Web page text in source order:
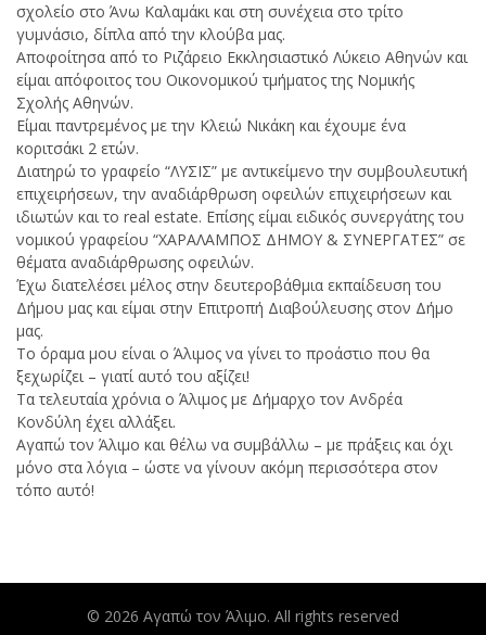
σχολείο στο Άνω Καλαμάκι και στη συνέχεια στο τρίτο
γυμνάσιο, δίπλα από την κλούβα μας.
Αποφοίτησα από το Ριζάρειο Εκκλησιαστικό Λύκειο Αθηνών και
είμαι απόφοιτος του Οικονομικού τμήματος της Νομικής
Σχολής Αθηνών.
Είμαι παντρεμένος με την Κλειώ Νικάκη και έχουμε ένα
κοριτσάκι 2 ετών.
Διατηρώ το γραφείο “ΛΥΣΙΣ” με αντικείμενο την συμβουλευτική
επιχειρήσεων, την αναδιάρθρωση οφειλών επιχειρήσεων και
ιδιωτών και το real estate. Επίσης είμαι ειδικός συνεργάτης του
νομικού γραφείου “ΧΑΡΑΛΑΜΠΟΣ ΔΗΜΟΥ & ΣΥΝΕΡΓΑΤΕΣ” σε
θέματα αναδιάρθρωσης οφειλών.
Έχω διατελέσει μέλος στην δευτεροβάθμια εκπαίδευση του
Δήμου μας και είμαι στην Επιτροπή Διαβούλευσης στον Δήμο
μας.
Το όραμα μου είναι ο Άλιμος να γίνει το προάστιο που θα
ξεχωρίζει – γιατί αυτό του αξίζει!
Τα τελευταία χρόνια ο Άλιμος με Δήμαρχο τον Ανδρέα
Κονδύλη έχει αλλάξει.
Αγαπώ τον Άλιμο και θέλω να συμβάλλω – με πράξεις και όχι
μόνο στα λόγια – ώστε να γίνουν ακόμη περισσότερα στον
τόπο αυτό!
© 2026 Αγαπώ τον Άλιμο. All rights reserved